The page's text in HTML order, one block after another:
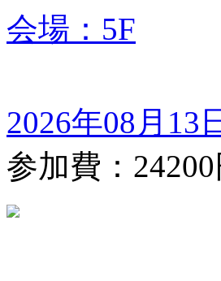
会場：5F
2026年08月13
参加費：